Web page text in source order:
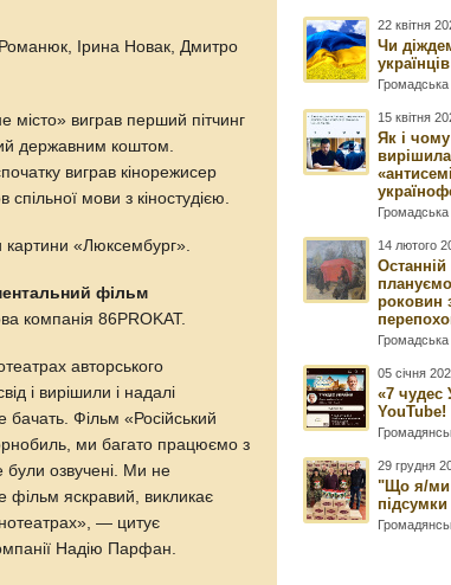
Ірина Новак, Дмитро
місто» виграв перший пітчинг
державним коштом.
виграв кінорежисер
мови з кіностудією.
«Люксембург».
фільм
компанія 86PROKAT.
авторського
і вирішили і надалі
бачать. Фільм «Російський
ми багато працюємо з
були озвучені. Ми не
фільм яскравий, викликає
— цитує
Надію Парфан.
22 квітня
Чи
15 квітня
Як і
14 лютого
роковин
05 січня
«7 чудес
YouTube!
29 грудня
"Що я/ми